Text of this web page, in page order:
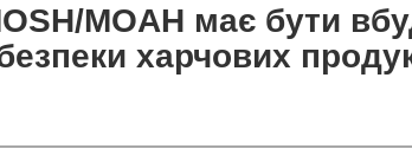
MOAH має бути
харчових